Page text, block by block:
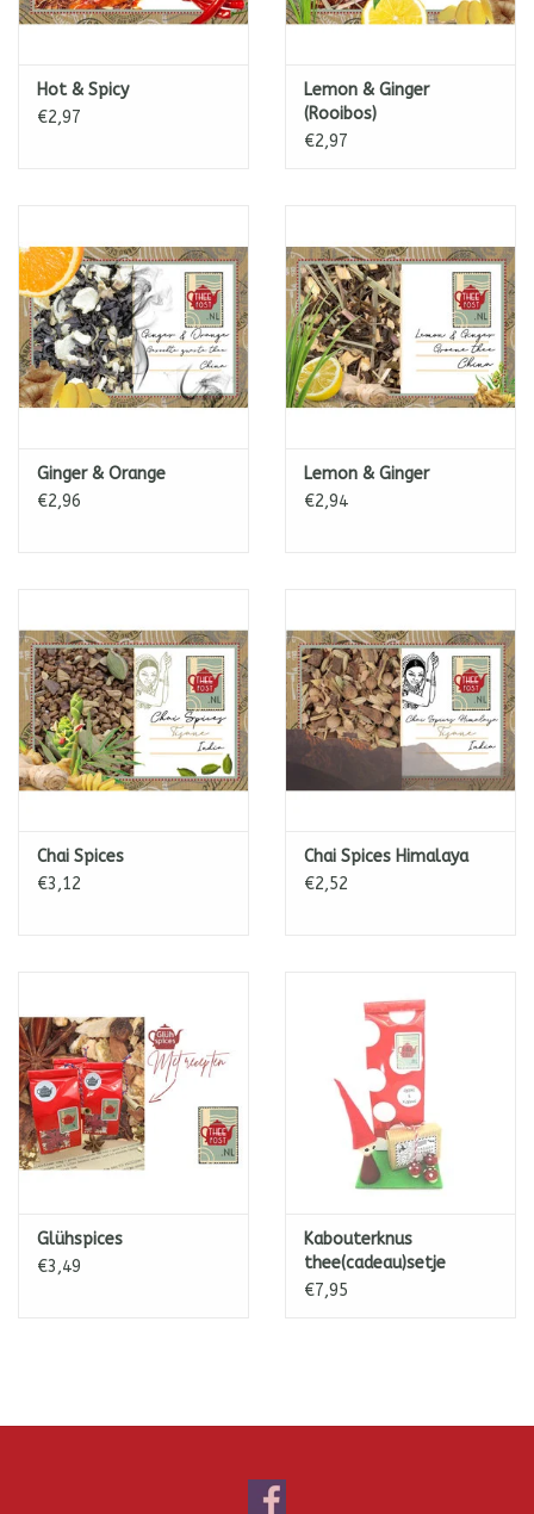
Hot & Spicy
€2,97
Lemon & Ginger
(Rooibos)
€2,97
Ginger & Orange
€2,96
Lemon & Ginger
€2,94
Chai Spices
€3,12
Chai Spices Himalaya
€2,52
Glühspices
€3,49
Kabouterknus
thee(cadeau)setje
€7,95